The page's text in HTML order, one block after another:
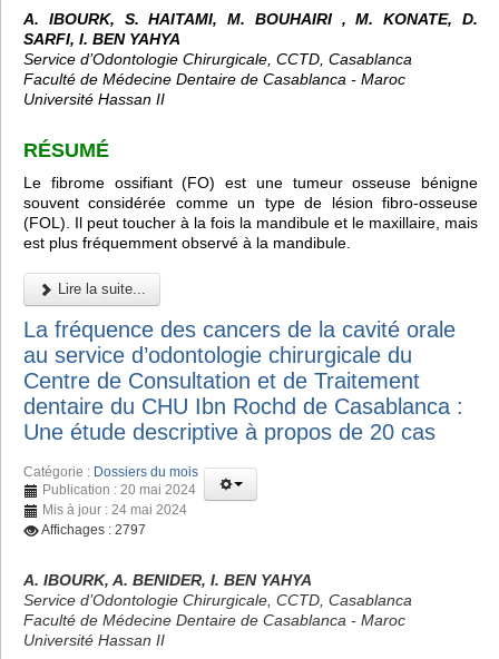
A. IBOURK, S. HAITAMI, M. BOUHAIRI , M. KONATE, D.
SARFI, I. BEN YAHYA
Service d’Odontologie Chirurgicale, CCTD, Casablanca
Faculté de Médecine Dentaire de Casablanca - Maroc
Université Hassan II
RÉSUMÉ
Le fibrome ossifiant (FO) est une tumeur osseuse bénigne
souvent considérée comme un type de lésion fibro-osseuse
(FOL). Il peut toucher à la fois la mandibule et le maxillaire, mais
est plus fréquemment observé à la mandibule.
Lire la suite...
La fréquence des cancers de la cavité orale
au service d’odontologie chirurgicale du
Centre de Consultation et de Traitement
dentaire du CHU Ibn Rochd de Casablanca :
Une étude descriptive à propos de 20 cas
Catégorie : Dossiers du mois
Publication : 20 mai 2024
Mis à jour : 24 mai 2024
Affichages : 2797
A. IBOURK, A. BENIDER, I. BEN YAHYA
Service d’Odontologie Chirurgicale, CCTD, Casablanca
Faculté de Médecine Dentaire de Casablanca - Maroc
Université Hassan II